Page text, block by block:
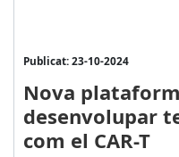
Publicat: 23-10-2024
Nova
desenvolupar
com el CAR-T